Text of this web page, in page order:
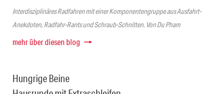
Interdisziplinäres Radfahren mit einer Komponentengruppe aus Ausfahrt-
Anekdoten, Radfahr-Rants und Schraub-Schnitten. Von Du Pham
mehr über diesen blog
Hungrige Beine